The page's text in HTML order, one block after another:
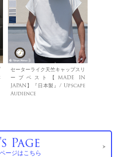
セーターライク天竺キャップスリ
ーブベスト【MADE IN
JAPAN】『日本製』/ Upscape
Audience
Page
ージはこちら